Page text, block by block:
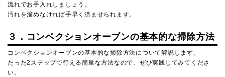
流れでお手入れしましょう。
汚れを溜めなければ手早く済ませられます。
３．コンベクションオーブンの基本的な掃除方法
コンベクションオーブンの基本的な掃除方法について解説します。
たった2ステップで行える簡単な方法なので、ぜひ実践してみてくださ
い。